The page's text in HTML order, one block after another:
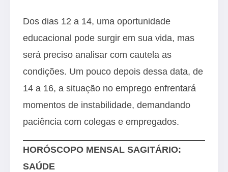
Dos dias 12 a 14, uma oportunidade
educacional pode surgir em sua vida, mas
será preciso analisar com cautela as
condições. Um pouco depois dessa data, de
14 a 16, a situação no emprego enfrentará
momentos de instabilidade, demandando
paciência com colegas e empregados.
HORÓSCOPO MENSAL SAGITÁRIO:
SAÚDE